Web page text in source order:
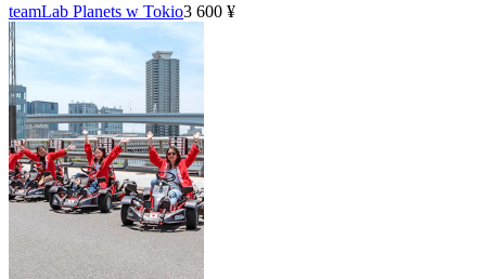
teamLab Planets w Tokio3 600 ¥